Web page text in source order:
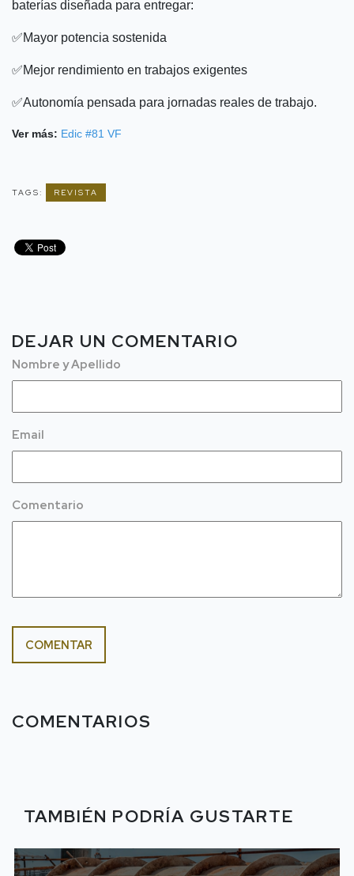
baterías diseñada para entregar:
✅Mayor potencia sostenida
✅Mejor rendimiento en trabajos exigentes
✅Autonomía pensada para jornadas reales de trabajo.
Ver más: Edic #81 VF
TAGS: REVISTA
DEJAR UN COMENTARIO
Nombre y Apellido
Email
Comentario
COMENTAR
COMENTARIOS
TAMBIÉN PODRÍA GUSTARTE